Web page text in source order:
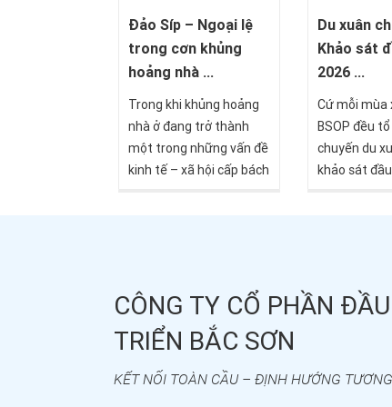
Đảo Síp – Ngoại lệ
trong cơn khủng
hoảng nhà ...
Trong khi khủng hoảng
nhà ở đang trở thành
một trong những vấn đề
kinh tế – xã hội cấp bách
Eurostat cho thấy quốc
đảo Địa Trung Hải này
đang đi ngược xu hướng
phí thấp, giá cả ổn định
Du xuân
Khảo sát
2026 ...
Cứ mỗi mùa
BSOP đều
chuyến du
khảo sát
Đây không
hiểu sâu hơn
CÔNG TY CỔ PHẦN
TRIỂN BẮC SƠN
KẾT NỐI TOÀN CẦU – ĐỊNH HƯỚNG